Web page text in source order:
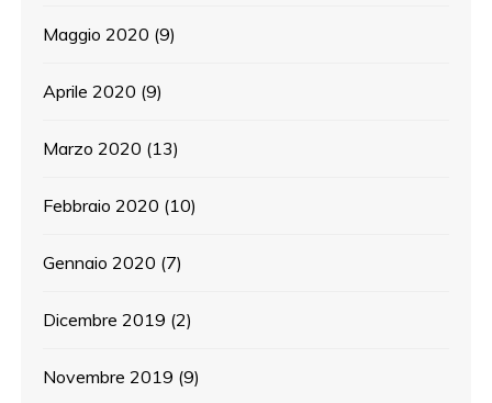
Maggio 2020 (9)
Aprile 2020 (9)
Marzo 2020 (13)
Febbraio 2020 (10)
Gennaio 2020 (7)
Dicembre 2019 (2)
Novembre 2019 (9)